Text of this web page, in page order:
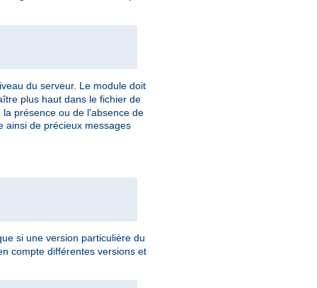
du serveur. Le module doit
plus haut dans le fichier de
présence ou de l'absence de
ainsi de précieux messages
si une version particulière du
compte différentes versions et